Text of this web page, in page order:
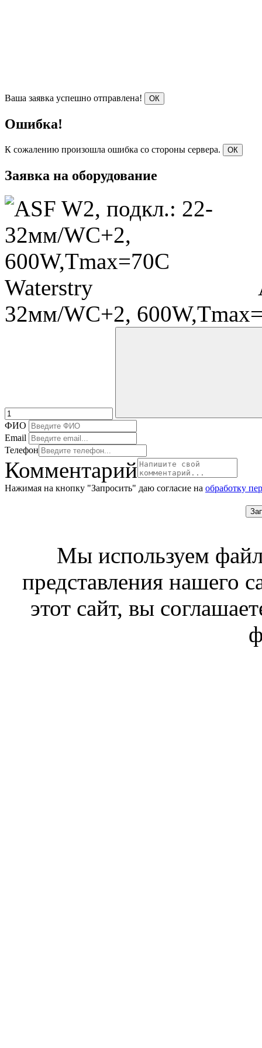
Ваша заявка успешно отправлена! ОК
Ошибка!
К сожалению произошла ошибка со стороны сервера. ОК
Заявка на оборудование
32мм/WC+2,
ФИО
Email
Телефон
Комментарий
Нажимая на кнопку "Запросить" даю согласие на обработку
Мы используем
представления нашего
этот сайт, вы